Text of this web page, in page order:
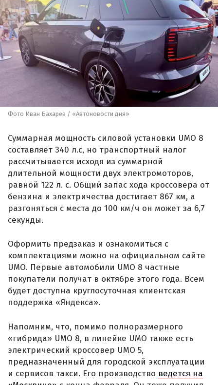
Фото Иван Бахарев / «Автоновости дня»
Суммарная мощность силовой установки UMO 8
составляет 340 л.с, но транспортный налог
рассчитывается исходя из суммарной
длительной мощности двух электромоторов,
равной 122 л. с. Общий запас хода кроссовера от
бензина и электричества достигает 867 км, а
разгоняться с места до 100 км/ч он может за 6,7
секунды.
Оформить предзаказ и ознакомиться с
комплектациями можно на официальном сайте
UMO. Первые автомобили UMO 8 частные
покупатели получат в октябре этого года. Всем
будет доступна круглосуточная клиентская
поддержка «Яндекса».
Напомним, что, помимо полноразмерного
«гибрида» UMO 8, в линейке UMO также есть
электрический кроссовер UMO 5,
предназначенный для городской эксплуатации
и сервисов такси. Его производство ведется на